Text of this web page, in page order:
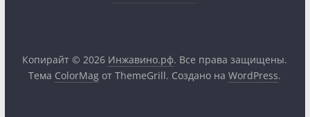
Копирайт © 2026 Инжавино.рф. Все права защищены.
Тема ColorMag от ThemeGrill. Создано наWordPress.